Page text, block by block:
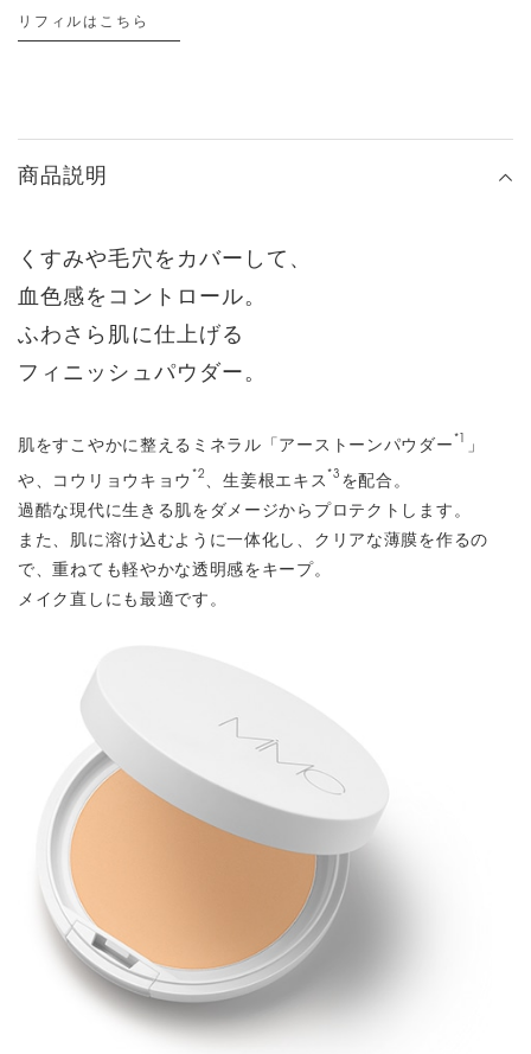
リフィルはこちら
商品説明
くすみや毛穴をカバーして、
血色感をコントロール。
ふわさら肌に仕上げる
フィニッシュパウダー。
肌をすこやかに整えるミネラル「アーストーンパウダー*1 」
や、コウリョウキョウ *2、生姜根エキス *3 を配合。
過酷な現代に生きる肌をダメージからプロテクトします。
また、肌に溶け込むように一体化し、クリアな薄膜を作るの
で、重ねても軽やかな透明感をキープ。
メイク直しにも最適です。